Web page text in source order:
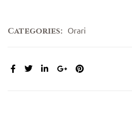
Categories: Orari
SHARE: